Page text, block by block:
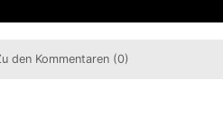
den Kommentaren (0)